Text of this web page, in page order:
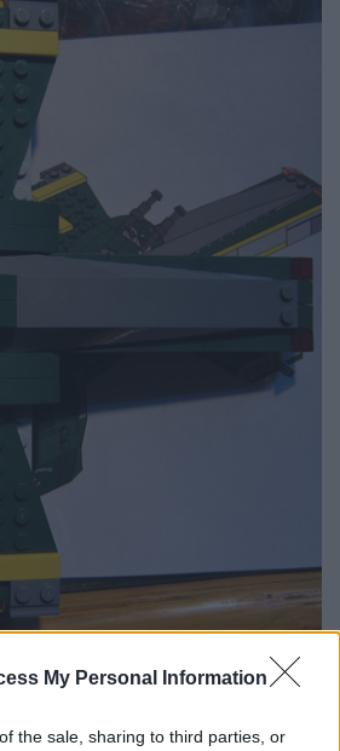
My Personal Information
the sale, sharing to third parties, or